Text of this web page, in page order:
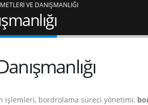
VE DANIŞMANLIĞI
işlemleri, bordrolama süreci yönetimi,